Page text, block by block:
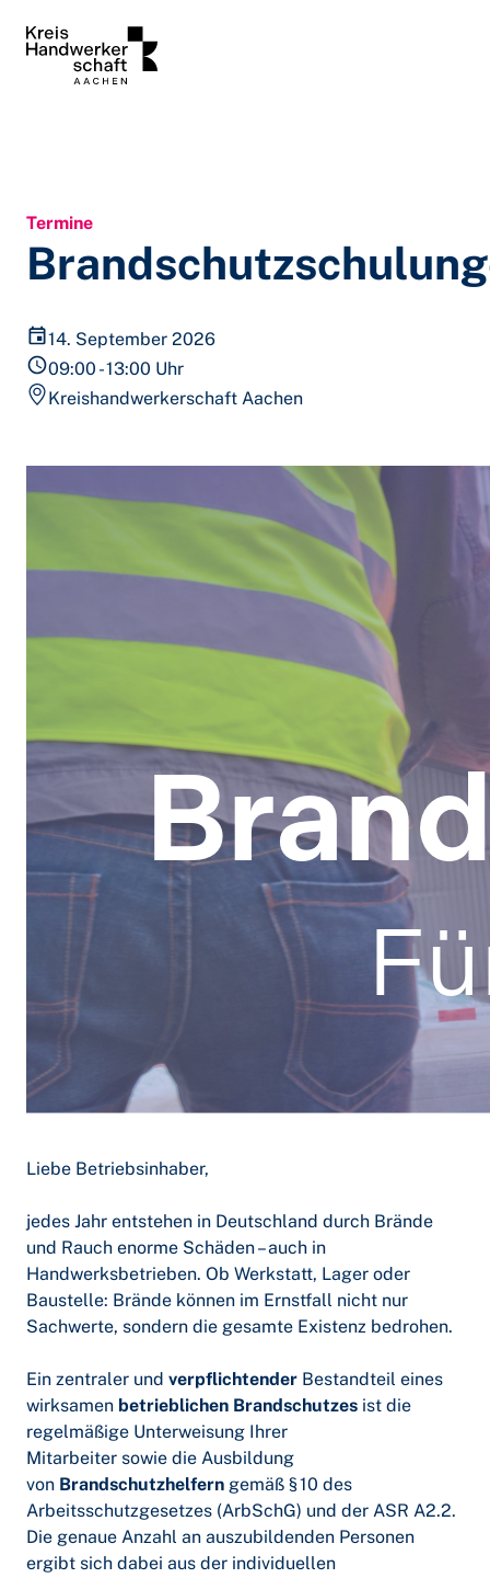
Termine
14. September 2026
09:00 - 13:00 Uhr
Kreishandwerkerschaft Aachen
Liebe Betriebsinhaber,
jedes Jahr entstehen in Deutschland durch Brände
und Rauch enorme Schäden – auch in
Handwerksbetrieben. Ob Werkstatt, Lager oder
Baustelle: Brände können im Ernstfall nicht nur
Sachwerte, sondern die gesamte Existenz bedrohen.
Ein zentraler und verpflichtender Bestandteil eines
wirksamen betrieblichen Brandschutzes ist die
regelmäßige Unterweisung Ihrer
Mitarbeiter sowie die Ausbildung
von Brandschutzhelfern gemäß § 10 des
Arbeitsschutzgesetzes (ArbSchG) und der ASR A2.2.
Die genaue Anzahl an auszubildenden Personen
ergibt sich dabei aus der individuellen